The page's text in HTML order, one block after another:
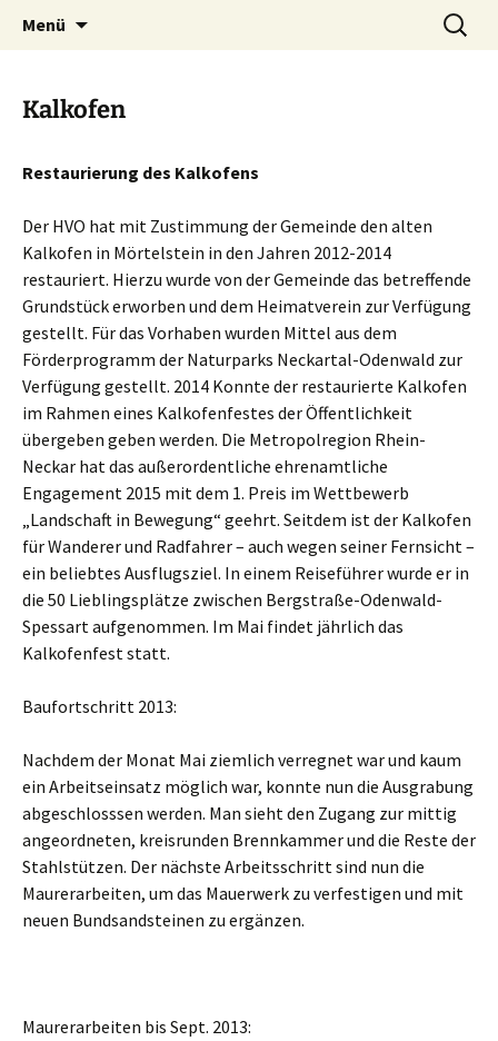
Menü
Suchen
nach:
Kalkofen
Restaurierung des Kalkofens
Der HVO hat mit Zustimmung der Gemeinde den alten
Kalkofen in Mörtelstein in den Jahren 2012-2014
restauriert. Hierzu wurde von der Gemeinde das betreffende
Grundstück erworben und dem Heimatverein zur Verfügung
gestellt. Für das Vorhaben wurden Mittel aus dem
Förderprogramm der Naturparks Neckartal-Odenwald zur
Verfügung gestellt. 2014 Konnte der restaurierte Kalkofen
im Rahmen eines Kalkofenfestes der Öffentlichkeit
übergeben geben werden. Die Metropolregion Rhein-
Neckar hat das außerordentliche ehrenamtliche
Engagement 2015 mit dem 1. Preis im Wettbewerb
„Landschaft in Bewegung“ geehrt. Seitdem ist der Kalkofen
für Wanderer und Radfahrer – auch wegen seiner Fernsicht –
ein beliebtes Ausflugsziel. In einem Reiseführer wurde er in
die 50 Lieblingsplätze zwischen Bergstraße-Odenwald-
Spessart aufgenommen. Im Mai findet jährlich das
Kalkofenfest statt.
Baufortschritt 2013:
Nachdem der Monat Mai ziemlich verregnet war und kaum
ein Arbeitseinsatz möglich war, konnte nun die Ausgrabung
abgeschlosssen werden. Man sieht den Zugang zur mittig
angeordneten, kreisrunden Brennkammer und die Reste der
Stahlstützen. Der nächste Arbeitsschritt sind nun die
Maurerarbeiten, um das Mauerwerk zu verfestigen und mit
neuen Bundsandsteinen zu ergänzen.
Maurerarbeiten bis Sept. 2013: